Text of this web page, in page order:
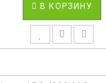
В КОРЗИНУ